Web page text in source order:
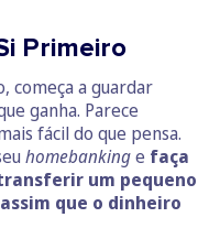
Primeiro
começa a guardar
ganha. Parece
fácil do que pensa.
homebankinge faça
um pequeno
que o dinheiro